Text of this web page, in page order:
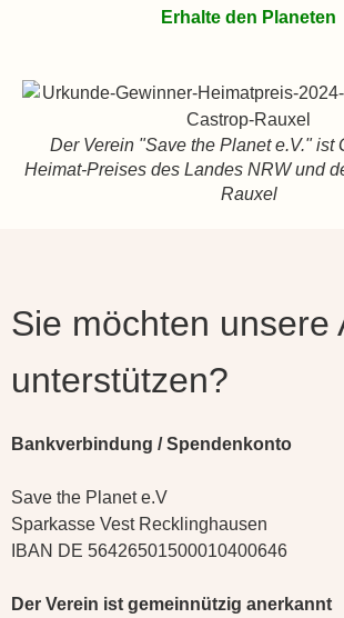
Erhalte den Planeten
Der Verein "Save the Planet e.V." ist
Heimat-Preises des Landes NRW und
Rauxel
Sie möchten unsere
unterstützen?
Bankverbindung / Spendenkonto
Save the Planet e.V
Sparkasse Vest Recklinghausen
IBAN DE 56426501500010400646
Der Verein ist gemeinnützig anerkannt